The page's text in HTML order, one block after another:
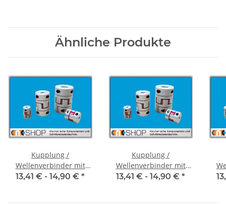
Ähnliche Produkte
Kupplung /
Wellenverbinder mit
Klemmnaben FCT-20C
13,41 € - 14,90 € *
Kupplung /
Wellenverbinder mit
Klemmnaben FCT-20C
13,41 € - 14,90 € *